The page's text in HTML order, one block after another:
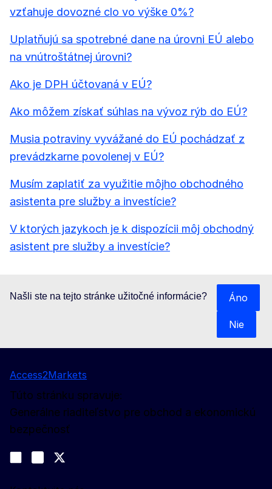
vzťahuje dovozné clo vo výške 0%?
Uplatňujú sa spotrebné dane na úrovni EÚ alebo
na vnútroštátnej úrovni?
Ako je DPH účtovaná v EÚ?
Ako môžem získať súhlas na vývoz rýb do EÚ?
Musia potraviny vyvážané do EÚ pochádzať z
prevádzkarne povolenej v EÚ?
Musím zaplatiť za využitie môjho obchodného
asistenta pre služby a investície?
V ktorých jazykoch je k dispozícii môj obchodný
asistent pre služby a investície?
Našli ste na tejto stránke užitočné informácie? Áno
Nie
Access2Markets
Túto stránku spravuje:
Generálne riaditeľstvo pre obchod a ekonomickú
bezpečnosť
Join us on LinkedIn
Trade-Off podcast